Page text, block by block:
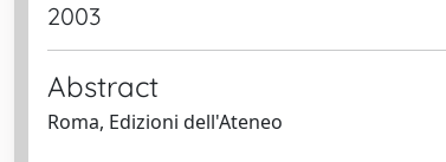
2003
Abstract
Roma, Edizioni dell'Ateneo